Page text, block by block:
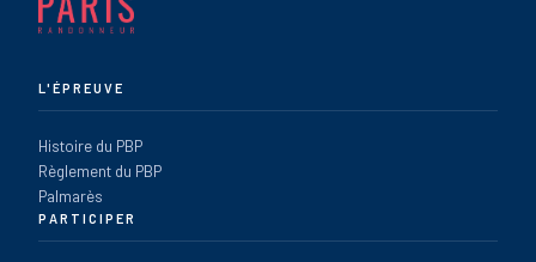
L'ÉPREUVE
Histoire du PBP
Règlement du PBP
Palmarès
PARTICIPER